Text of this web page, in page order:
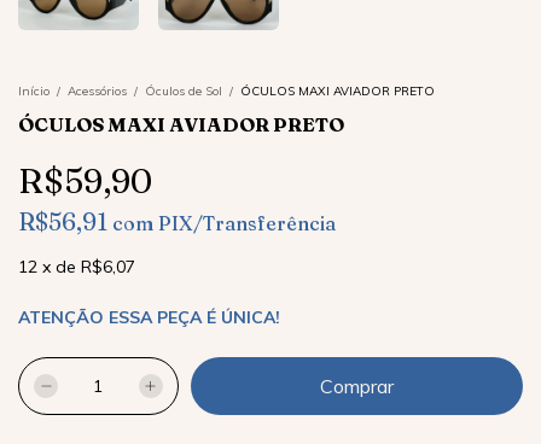
Início / Acessórios / Óculos de Sol / ÓCULOS MAXI AVIADOR PRETO
ÓCULOS MAXI AVIADOR PRETO
R$59,90
R$56,91 com PIX/Transferência
12 x de R$6,07
ATENÇÃO ESSA PEÇA É ÚNICA!